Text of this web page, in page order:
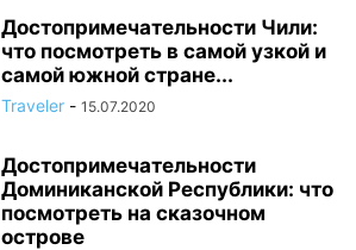
Достопримечательности Чили:
что посмотреть в самой узкой и
самой южной стране...
Traveler - 15.07.2020
Достопримечательности
Доминиканской Республики: что
посмотреть на сказочном
острове